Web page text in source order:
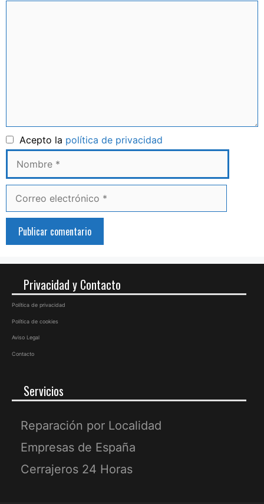
Acepto la política de privacidad
Privacidad y Contacto
Política de privacidad
Política de cookies
Aviso Legal
Contacto
Servicios
Reparación por Localidad
Empresas de España
Cerrajeros 24 Horas